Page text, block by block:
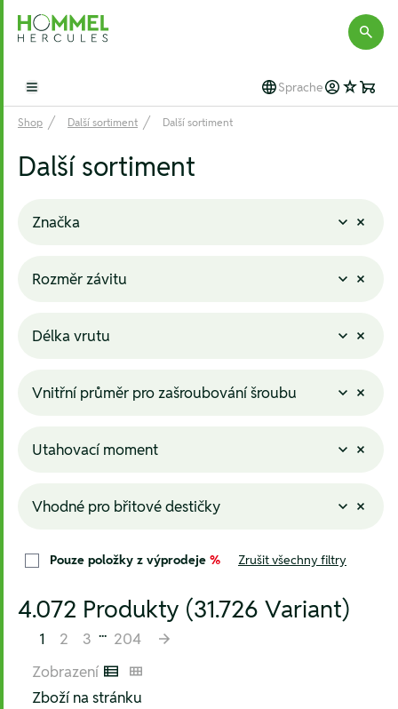
Hommel Hercules
Open main menu Sprache
Shop Další sortiment Další sortiment
Další sortiment
Značka
Rozměr závitu
Délka vrutu
Vnitřní průměr pro zašroubování šroubu
Utahovací moment
Vhodné pro břitové destičky
Pouze položky z výprodeje % Zrušit všechny filtry
4.072 Produkty (31.726 Variant)
1 2 3 ... 204
Zobrazení Listenansicht
Kachelansicht
Zboží na stránku